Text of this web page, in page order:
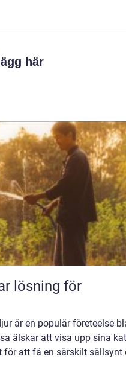
här
lösning för
är en populär företeelse
älskar att visa upp sina
för att få en särskilt sällsynt